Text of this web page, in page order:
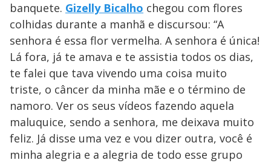
banquete. Gizelly Bicalho chegou com flores
colhidas durante a manhã e discursou: “A
senhora é essa flor vermelha. A senhora é única!
Lá fora, já te amava e te assistia todos os dias,
te falei que tava vivendo uma coisa muito
triste, o câncer da minha mãe e o término de
namoro. Ver os seus vídeos fazendo aquela
maluquice, sendo a senhora, me deixava muito
feliz. Já disse uma vez e vou dizer outra, você é
minha alegria e a alegria de todo esse grupo